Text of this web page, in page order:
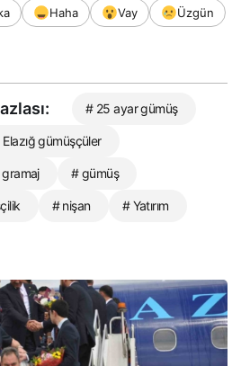
Haha Vay
Üzgün
# 25 ayar gümüş
gümüşçüler
# gümüş
# nişan # Yatırım